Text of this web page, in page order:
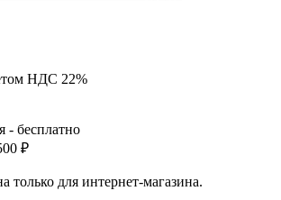
НДС 22%
- бесплатно
₽
только для интернет-магазина.